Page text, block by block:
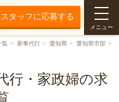
スタッフに応募する
メニュー
覧 家事代行 愛知県
愛知県市部
行・家政婦の求